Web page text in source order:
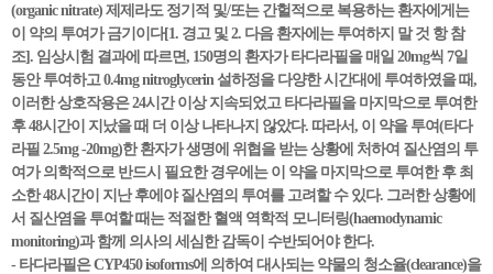
(organic nitrate) 제제라도 정기적 및/또는 간헐적으로 복용하는 환자에게는
이 약의 투여가 금기이다[1. 경고 및 2. 다음 환자에는 투여하지 말 것 항 참
조]. 임상시험 결과에 따르면, 150명의 환자가 타다라필을 매일 20mg씩 7일
동안 투여하고 0.4mg nitroglycerin 설하정을 다양한 시간대에 투여하였을 때,
이러한 상호작용은 24시간 이상 지속되었고 타다라필을 마지막으로 투여한
후 48시간이 지났을 때 더 이상 나타나지 않았다. 따라서, 이 약을 투여(타다
라필 2.5mg -20mg)한 환자가 생명에 위협을 받는 상황에 처하여 질산염의 투
여가 의학적으로 반드시 필요한 경우에는 이 약을 마지막으로 투여한 후 최
소한 48시간이 지난 후에야 질산염의 투여를 고려할 수 있다. 그러한 상황에
서 질산염을 투여할 때는 적절한 혈액 역학적 모니터링(haemodynamic
monitoring)과 함께 의사의 세심한 감독이 수반되어야 한다.
- 타다라필은 CYP450 isoforms에 의하여 대사되는 약물의 청소율(clearance)을